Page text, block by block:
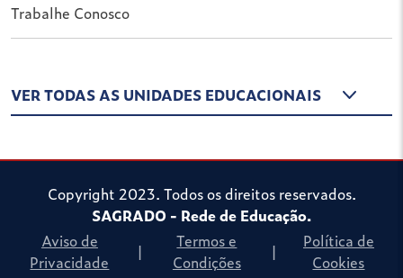
Trabalhe Conosco
VER TODAS AS UNIDADES EDUCACIONAIS
Copyright 2023. Todos os direitos reservados.
SAGRADO - Rede de Educação.
Aviso de
Privacidade
|
Termos e
Condições
|
Política de
Cookies